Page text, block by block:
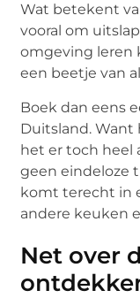
Wat betekent
vooral om
omgeving leren
een beetje van
Boek dan eens
Duitsland. Want
het er toch heel
geen eindeloze
komt terecht in
andere keuken
Net over